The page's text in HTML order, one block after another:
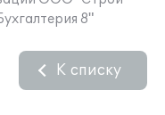
8"
К списку